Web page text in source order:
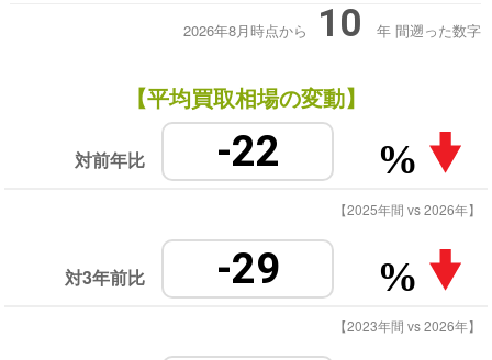
2026年8月時点から 10 年 間遡った数字
【平均買取相場の変動】
対前年比 -22 %
【2025年間 vs 2026年】
対3年前比 -29 %
【2023年間 vs 2026年】